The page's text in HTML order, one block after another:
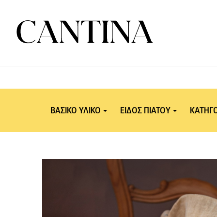
ΒΑΣΙΚΟ ΥΛΙΚΟ
Ψάρια-Θαλασσινά
Όσπρια - Σπόροι -
ΕΙΔΟΣ ΠΙΑΤΟΥ
Κουζίνας
Ελληνική κουζίνα
Εποχικές συνταγές
Άνοιξη -